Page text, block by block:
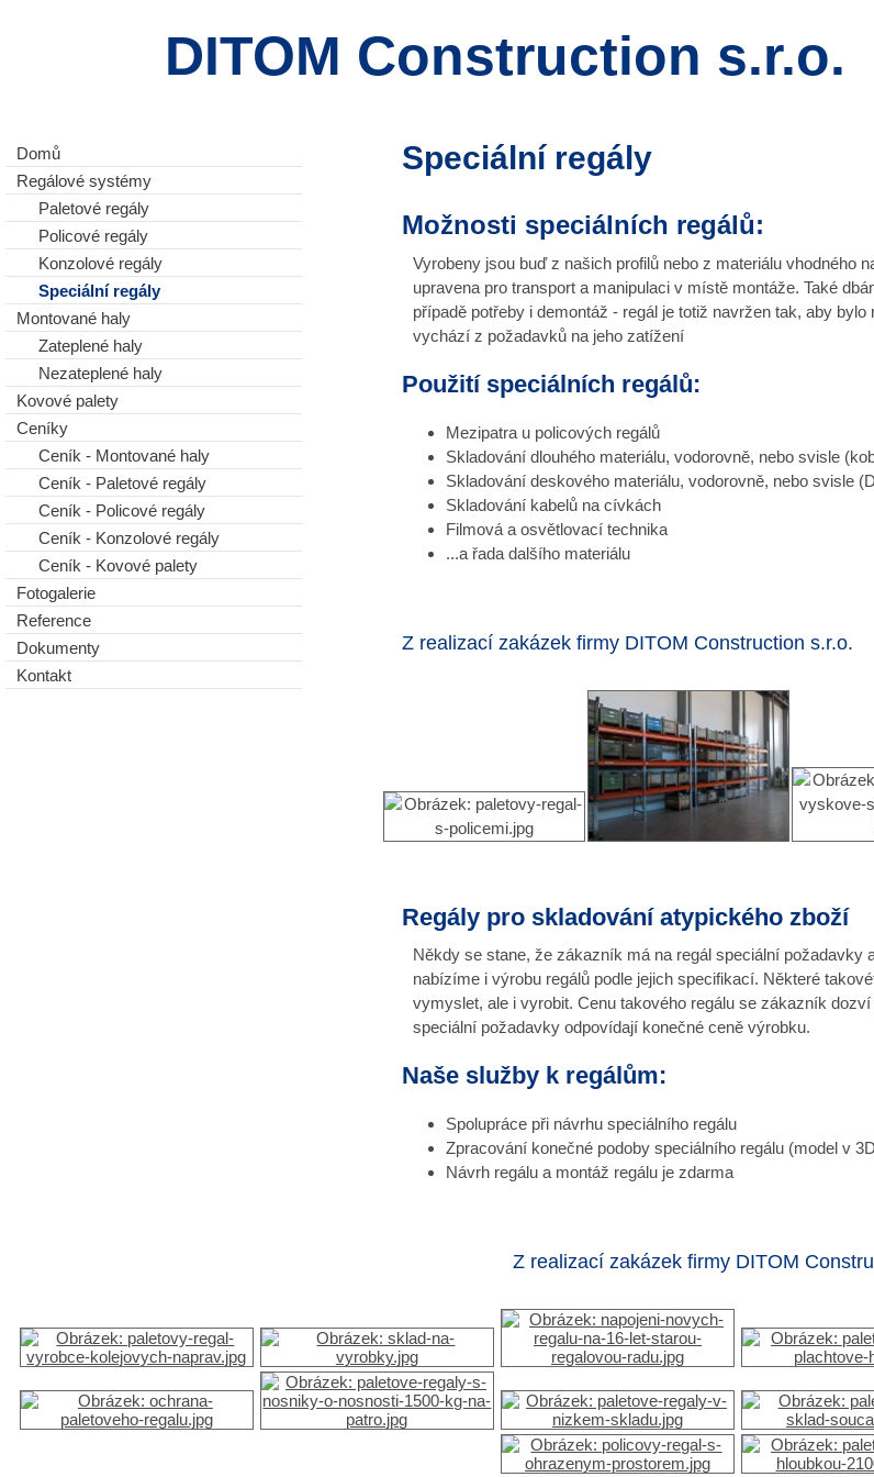
DITOM Construction s.r.o.
Domů
Regálové systémy
Paletové regály
Policové regály
Konzolové regály
Speciální regály
Montované haly
Zateplené haly
Nezateplené haly
Kovové palety
Ceníky
Ceník - Montované haly
Ceník - Paletové regály
Ceník - Policové regály
Ceník - Konzolové regály
Ceník - Kovové palety
Fotogalerie
Reference
Dokumenty
Kontakt
Speciální regály
Možnosti speciálních regálů:
Vyrobeny jsou buď z našich profilů nebo z materiálu vhodného
upravena pro transport a manipulaci v místě montáže. Také
případě potřeby i demontáž - regál je totiž navržen tak, aby
vychází z požadavků na jeho zatížení
Použití speciálních regálů:
Mezipatra u policových regálů
Skladování dlouhého materiálu, vodorovně, nebo svisle
Skladování deskového materiálu, vodorovně, nebo svisle
Skladování kabelů na cívkách
Filmová a osvětlovací technika
...a řada dalšího materiálu
Z realizací zakázek firmy DITOM Construction s.r.o.
Regály pro skladování atypického zboží
Někdy se stane, že zákazník má na regál speciální
nabízíme i výrobu regálů podle jejich specifikací. Některé
vymyslet, ale i vyrobit. Cenu takového regálu se zákazník
speciální požadavky odpovídají konečné ceně výrobku.
Naše služby k regálům:
Spolupráce při návrhu speciálního regálu
Zpracování konečné podoby speciálního regálu (model v
Návrh regálu a montáž regálu je zdarma
Z realizací zakázek firmy DITOM